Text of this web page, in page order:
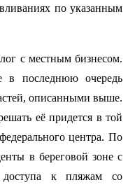
по указанным
с местным бизнесом.
в последнюю очередь
описанными выше.
её придется в той
центра. По
в береговой зоне с
доступа к пляжам со